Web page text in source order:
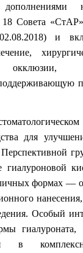
Совета
02.08.2018) и
окклюзии,
для
гиалуроновой
формах ―
Особый
гиалуроната,
в